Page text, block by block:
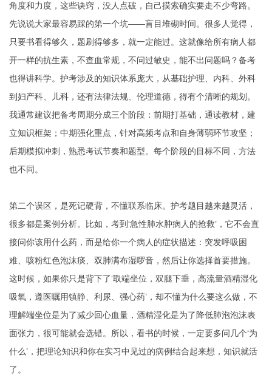
角度和力度，这些诀窍，没人点破，自己摸索确实要走不少弯路。
先说说大家最容易踩的第一个坑——盲目堆砌时间。很多人觉得，
只要书看得够久，题刷得够多，就一定能过。这就像给所有病人都
开一样的抗生素，不查血常规，不问过敏史，能不出问题吗？备考
也得讲科学。护考涉及的知识体系庞大，从基础护理、内科、外科
到妇产科、儿科，还有法律法规、伦理道德，得有个清晰的规划。
我通常建议把备考周期分成三个阶段：前期打基础，通读教材，建
立知识框架；中期强化重点，针对高频考点和自身薄弱环节攻坚；
后期模拟冲刺，熟悉考试节奏和题型。每个阶段的目标不同，方法
也不同。
第二个误区，是死记硬背，不懂联系临床。护考题目越来越灵活，
很多都是案例分析。比如，考到‘急性肺水肿病人的抢救’，它不会直
接问你该用什么药，而是给你一个病人的症状描述：突发呼吸困
难、咳粉红色泡沫痰、双肺满布湿啰音，然后让你选择首要措施。
这时候，如果你只是背下了‘取端坐位，双腿下垂，高流量酒精湿化
吸氧，遵医嘱用镇静、利尿、强心药’，却不懂为什么要这么做，不
理解端坐位是为了减少回心血量，酒精湿化是为了降低肺泡泡沫表
面张力，很可能就会选错。所以，看书的时候，一定要多问几个‘为
什么’，把理论知识和你在实习中见过的病例结合起来想，知识就活
了。